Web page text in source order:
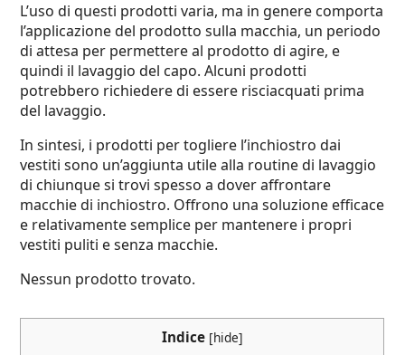
L’uso di questi prodotti varia, ma in genere comporta
l’applicazione del prodotto sulla macchia, un periodo
di attesa per permettere al prodotto di agire, e
quindi il lavaggio del capo. Alcuni prodotti
potrebbero richiedere di essere risciacquati prima
del lavaggio.
In sintesi, i prodotti per togliere l’inchiostro dai
vestiti sono un’aggiunta utile alla routine di lavaggio
di chiunque si trovi spesso a dover affrontare
macchie di inchiostro. Offrono una soluzione efficace
e relativamente semplice per mantenere i propri
vestiti puliti e senza macchie.
Nessun prodotto trovato.
Indice [hide]